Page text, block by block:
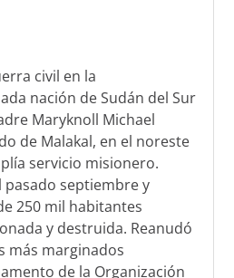
civil en la
nación de Sudán del Sur
Maryknoll Michael
de Malakal, en el noreste
servicio misionero.
pasado septiembre y
250 mil habitantes
y destruida. Reanudó
más marginados
de la Organización